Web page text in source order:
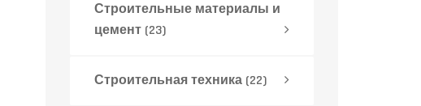
Строительные материалы и
цемент (23)
Строительная техника (22)